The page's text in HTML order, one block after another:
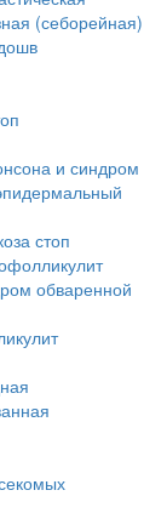
(себорейная)
и синдром
стоп
обваренной